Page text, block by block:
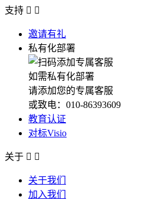
支持  
邀请有礼
私有化部署
如需私有化部署
请添加您的专属客服
或致电：010-86393609
教育认证
对标Visio
关于  
关于我们
加入我们